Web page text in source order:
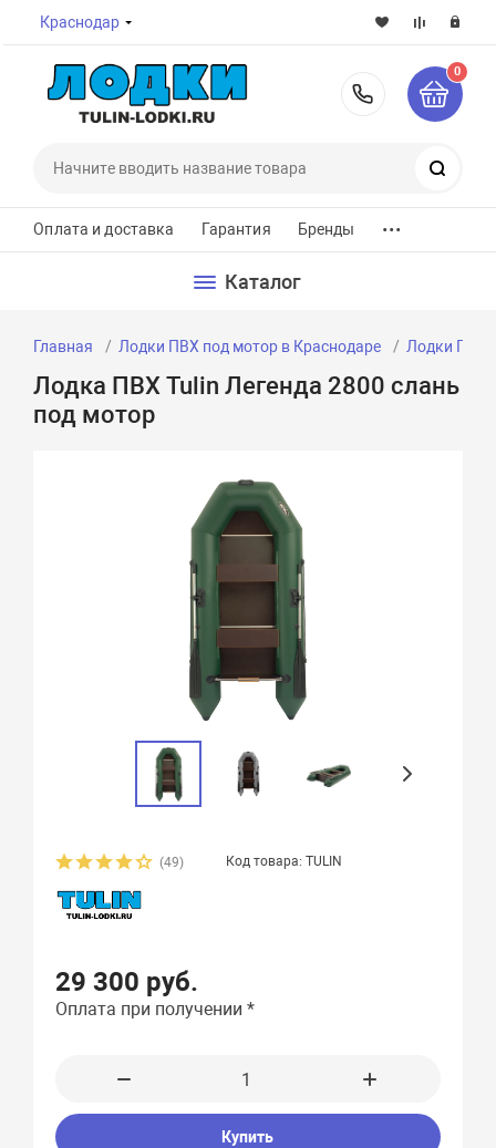
Краснодар
8-800-
0
Оплата и доставка Гарантия Бренды ...
Каталог
Главная Лодки ПВХ под мотор в Краснодаре Лодки ПВХ
Лодка ПВХ Tulin Легенда 2800 слань
под мотор
(49) Код товара: TULIN
29 300 руб.
Оплата при получении *
Купить